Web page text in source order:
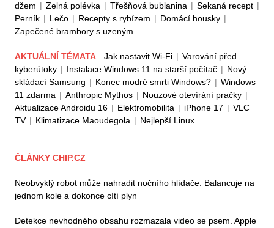
džem | Zelná polévka | Třešňová bublanina | Sekaná recept |
Perník | Lečo | Recepty s rybízem | Domácí housky |
Zapečené brambory s uzeným
AKTUÁLNÍ TÉMATA Jak nastavit Wi-Fi | Varování před
kyberútoky | Instalace Windows 11 na starší počítač | Nový
skládací Samsung | Konec modré smrti Windows? | Windows
11 zdarma | Anthropic Mythos | Nouzové otevírání pračky |
Aktualizace Androidu 16 | Elektromobilita | iPhone 17 | VLC
TV | Klimatizace Maoudegola | Nejlepší Linux
ČLÁNKY CHIP.CZ
Neobvyklý robot může nahradit nočního hlídače. Balancuje na
jednom kole a dokonce cítí plyn
Detekce nevhodného obsahu rozmazala video se psem. Apple